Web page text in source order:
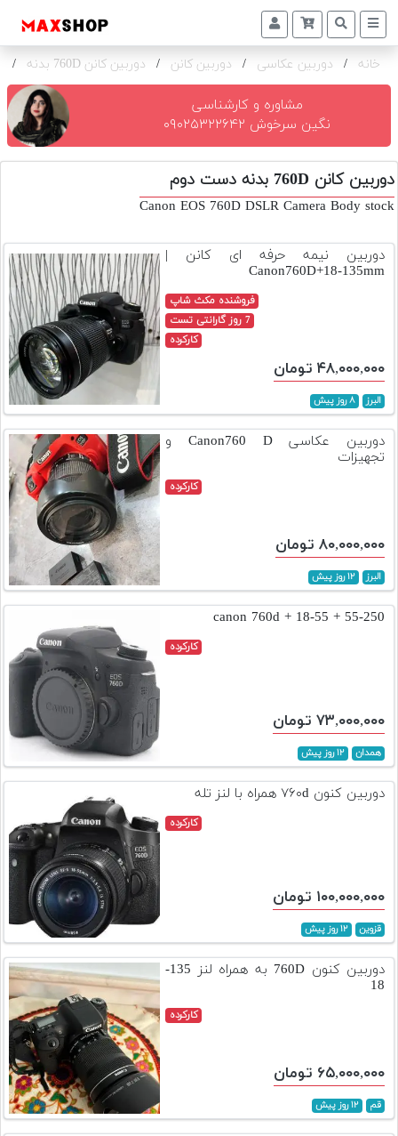
دوربین
و
تجهیزات
و
اکسسوری
دوم
دوربین
و
تجهیزات
مکث
پلاس
دست
دوم
لیست
قیمت
خانه / دوربین عکاسی / دوربین کانن / دوربین کانن 760D بدنه /
مشاوره و کارشناسی
نگین سرخوش ۰۹۰۲۵۳۲۲۶۴۲
دوربین کانن 760D بدنه دست دوم
Canon EOS 760D DSLR Camera Body stock
دوربین نیمه حرفه ای کانن |
Canon760D+18-135mm
فروشنده مکث شاپ
7 روز گارانتی تست
کارکرده
۴۸,۰۰۰,۰۰۰ تومان
البرز ۸ روز پیش
دوربین عکاسی Canon760 D و
تجهیزات
کارکرده
۸۰,۰۰۰,۰۰۰ تومان
البرز ۱۲ روز پیش
canon 760d + 18-55 + 55-250
کارکرده
۷۳,۰۰۰,۰۰۰ تومان
همدان ۱۲ روز پیش
دوربین کنون ۷۶۰d همراه با لنز تله
کارکرده
۱۰۰,۰۰۰,۰۰۰ تومان
قزوین ۱۲ روز پیش
دوربین کنون 760D به همراه لنز 135-
18
کارکرده
۶۵,۰۰۰,۰۰۰ تومان
قم ۱۲ روز پیش